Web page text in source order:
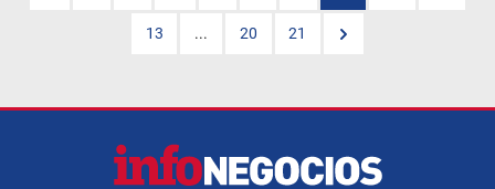
13 ... 20 21